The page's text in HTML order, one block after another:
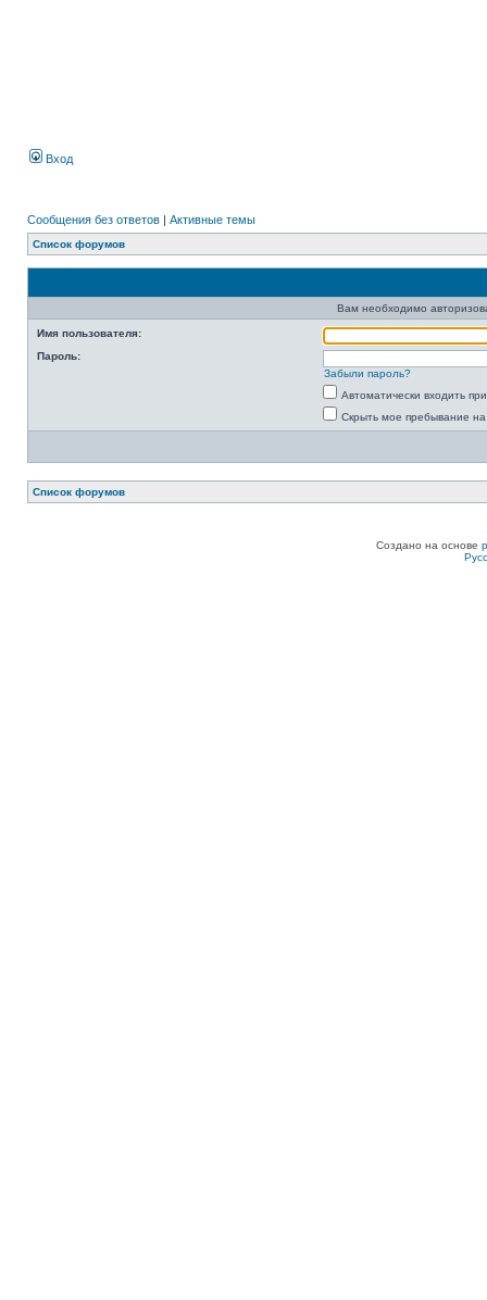
Вход
Сообщения без ответов | Активные темы
Список форумов
Вам необходимо
Имя пользователя:
Пароль:
Забыли пароль?
Автоматически входить
Скрыть мое пребывание
Список форумов
Создано на основе